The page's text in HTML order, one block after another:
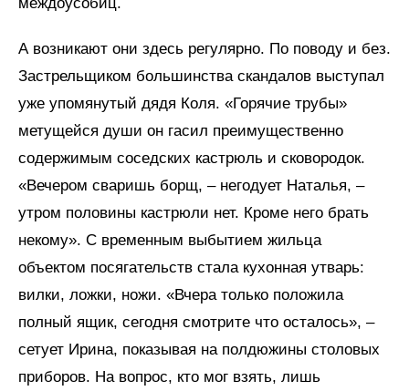
междоусобиц.
А возникают они здесь регулярно. По поводу и без.
Застрельщиком большинства скандалов выступал
уже упомянутый дядя Коля. «Горячие трубы»
метущейся души он гасил преимущественно
содержимым соседских кастрюль и сковородок.
«Вечером сваришь борщ, – негодует Наталья, –
утром половины кастрюли нет. Кроме него брать
некому». С временным выбытием жильца
объектом посягательств стала кухонная утварь:
вилки, ложки, ножи. «Вчера только положила
полный ящик, сегодня смотрите что осталось», –
сетует Ирина, показывая на полдюжины столовых
приборов. На вопрос, кто мог взять, лишь